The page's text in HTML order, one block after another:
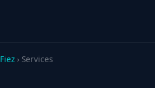
Fiez › Services